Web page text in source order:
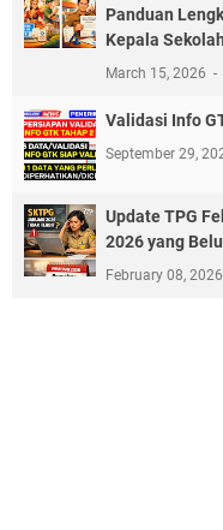
Panduan
Kepala Sekolah
March 15, 2026
Validasi Info
September 29,
Update TPG
2026 yang
February 08, 2026